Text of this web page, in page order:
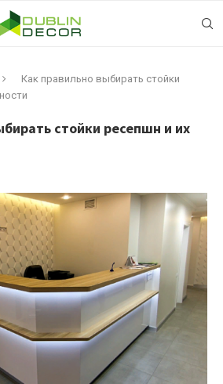
Как правильно выбирать стойки
стойки ресепшн и их